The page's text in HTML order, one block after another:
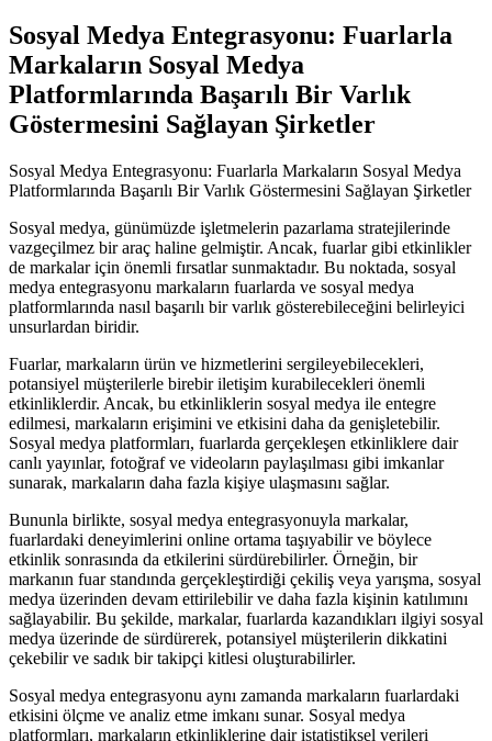
Sosyal Medya Entegrasyonu: Fuarlarla
Markaların Sosyal Medya
Platformlarında Başarılı Bir Varlık
Göstermesini Sağlayan Şirketler
Sosyal Medya Entegrasyonu: Fuarlarla Markaların Sosyal Medya
Platformlarında Başarılı Bir Varlık Göstermesini Sağlayan Şirketler
Sosyal medya, günümüzde işletmelerin pazarlama stratejilerinde
vazgeçilmez bir araç haline gelmiştir. Ancak, fuarlar gibi etkinlikler
de markalar için önemli fırsatlar sunmaktadır. Bu noktada, sosyal
medya entegrasyonu markaların fuarlarda ve sosyal medya
platformlarında nasıl başarılı bir varlık gösterebileceğini belirleyici
unsurlardan biridir.
Fuarlar, markaların ürün ve hizmetlerini sergileyebilecekleri,
potansiyel müşterilerle birebir iletişim kurabilecekleri önemli
etkinliklerdir. Ancak, bu etkinliklerin sosyal medya ile entegre
edilmesi, markaların erişimini ve etkisini daha da genişletebilir.
Sosyal medya platformları, fuarlarda gerçekleşen etkinliklere dair
canlı yayınlar, fotoğraf ve videoların paylaşılması gibi imkanlar
sunarak, markaların daha fazla kişiye ulaşmasını sağlar.
Bununla birlikte, sosyal medya entegrasyonuyla markalar,
fuarlardaki deneyimlerini online ortama taşıyabilir ve böylece
etkinlik sonrasında da etkilerini sürdürebilirler. Örneğin, bir
markanın fuar standında gerçekleştirdiği çekiliş veya yarışma, sosyal
medya üzerinden devam ettirilebilir ve daha fazla kişinin katılımını
sağlayabilir. Bu şekilde, markalar, fuarlarda kazandıkları ilgiyi sosyal
medya üzerinde de sürdürerek, potansiyel müşterilerin dikkatini
çekebilir ve sadık bir takipçi kitlesi oluşturabilirler.
Sosyal medya entegrasyonu aynı zamanda markaların fuarlardaki
etkisini ölçme ve analiz etme imkanı sunar. Sosyal medya
platformları, markaların etkinliklerine dair istatistiksel verileri